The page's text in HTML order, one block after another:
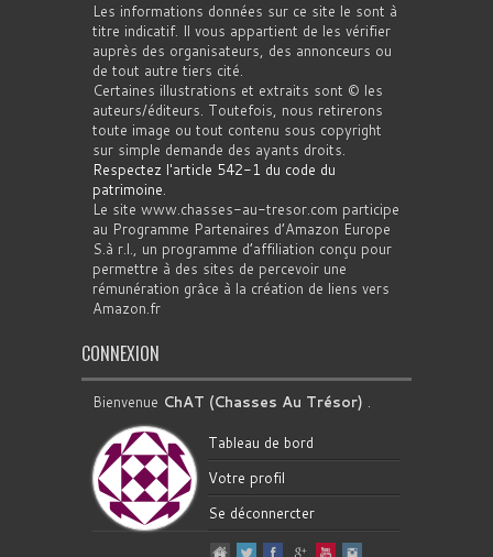
Les informations données sur ce site le sont à
titre indicatif. Il vous appartient de les vérifier
auprès des organisateurs, des annonceurs ou
de tout autre tiers cité.
Certaines illustrations et extraits sont © les
auteurs/éditeurs. Toutefois, nous retirerons
toute image ou tout contenu sous copyright
sur simple demande des ayants droits.
Respectez l'article 542-1 du code du
patrimoine.
Le site www.chasses-au-tresor.com participe
au Programme Partenaires d’Amazon Europe
S.à r.l., un programme d’affiliation conçu pour
permettre à des sites de percevoir une
rémunération grâce à la création de liens vers
Amazon.fr
CONNEXION
Bienvenue ChAT (Chasses Au Trésor) .
Tableau de bord
Votre profil
Se déconnercter